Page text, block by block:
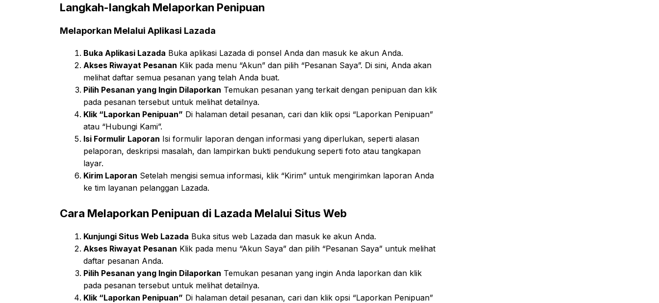
Langkah-langkah Melaporkan Penipuan
Melaporkan Melalui Aplikasi Lazada
Buka Aplikasi Lazada Buka aplikasi Lazada di ponsel Anda dan masuk ke akun Anda.
Akses Riwayat Pesanan Klik pada menu “Akun” dan pilih “Pesanan Saya”. Di sini, Anda akan
melihat daftar semua pesanan yang telah Anda buat.
Pilih Pesanan yang Ingin Dilaporkan Temukan pesanan yang terkait dengan penipuan dan klik
pada pesanan tersebut untuk melihat detailnya.
Klik “Laporkan Penipuan” Di halaman detail pesanan, cari dan klik opsi “Laporkan Penipuan”
atau “Hubungi Kami”.
Isi Formulir Laporan Isi formulir laporan dengan informasi yang diperlukan, seperti alasan
pelaporan, deskripsi masalah, dan lampirkan bukti pendukung seperti foto atau tangkapan
layar.
Kirim Laporan Setelah mengisi semua informasi, klik “Kirim” untuk mengirimkan laporan Anda
ke tim layanan pelanggan Lazada.
Cara Melaporkan Penipuan di Lazada Melalui Situs Web
Kunjungi Situs Web Lazada Buka situs web Lazada dan masuk ke akun Anda.
Akses Riwayat Pesanan Klik pada menu “Akun Saya” dan pilih “Pesanan Saya” untuk melihat
daftar pesanan Anda.
Pilih Pesanan yang Ingin Dilaporkan Temukan pesanan yang ingin Anda laporkan dan klik
pada pesanan tersebut untuk melihat detailnya.
Klik “Laporkan Penipuan” Di halaman detail pesanan, cari dan klik opsi “Laporkan Penipuan”